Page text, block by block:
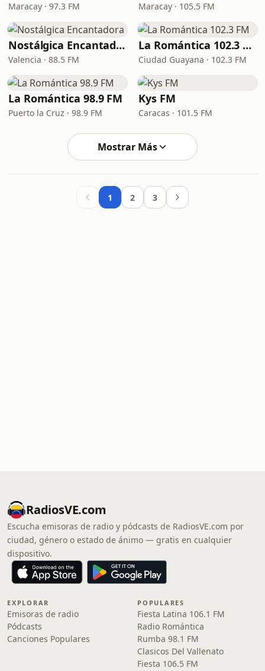
Maracay · 97.3 FM Maracay · 105.5 FM
Nostálgica Encantadora
Valencia · 88.5 FM
La Romántica 102.3 FM
Ciudad Guayana · 102.3 FM
La Romántica 98.9 FM
Puerto la Cruz · 98.9 FM
Kys FM
Caracas · 101.5 FM
Mostrar Más
1 2 3
RadiosVE.com
Escucha emisoras de radio y pódcasts de RadiosVE.com por
ciudad, género o estado de ánimo — gratis en cualquier
dispositivo.
EXPLORAR
Emisoras de radio
Pódcasts
Canciones Populares
POPULARES
Fiesta Latina 106.1 FM
Radio Romántica
Rumba 98.1 FM
Clasicos Del Vallenato
Fiesta 106.5 FM